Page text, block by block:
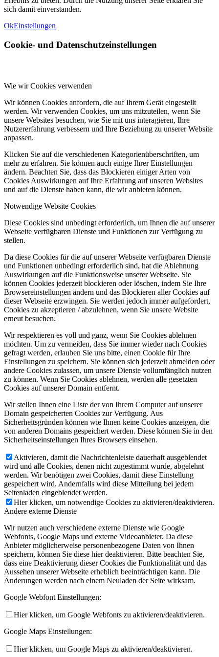
sich damit einverstanden.
OkEinstellungen
Cookie- und Datenschutzeinstellungen
Wie wir Cookies verwenden
Wir können Cookies anfordern, die auf Ihrem Gerät eingestellt
werden. Wir verwenden Cookies, um uns mitzuteilen, wenn Sie
unsere Websites besuchen, wie Sie mit uns interagieren, Ihre
Nutzererfahrung verbessern und Ihre Beziehung zu unserer Website
anpassen.
Klicken Sie auf die verschiedenen Kategorienüberschriften, um
mehr zu erfahren. Sie können auch einige Ihrer Einstellungen
ändern. Beachten Sie, dass das Blockieren einiger Arten von
Cookies Auswirkungen auf Ihre Erfahrung auf unseren Websites
und auf die Dienste haben kann, die wir anbieten können.
Notwendige Website Cookies
Diese Cookies sind unbedingt erforderlich, um Ihnen die auf unserer
Webseite verfügbaren Dienste und Funktionen zur Verfügung zu
stellen.
Da diese Cookies für die auf unserer Webseite verfügbaren Dienste
und Funktionen unbedingt erforderlich sind, hat die Ablehnung
Auswirkungen auf die Funktionsweise unserer Webseite. Sie
können Cookies jederzeit blockieren oder löschen, indem Sie Ihre
Browsereinstellungen ändern und das Blockieren aller Cookies auf
dieser Webseite erzwingen. Sie werden jedoch immer aufgefordert,
Cookies zu akzeptieren / abzulehnen, wenn Sie unsere Website
erneut besuchen.
Wir respektieren es voll und ganz, wenn Sie Cookies ablehnen
möchten. Um zu vermeiden, dass Sie immer wieder nach Cookies
gefragt werden, erlauben Sie uns bitte, einen Cookie für Ihre
Einstellungen zu speichern. Sie können sich jederzeit abmelden oder
andere Cookies zulassen, um unsere Dienste vollumfänglich nutzen
zu können. Wenn Sie Cookies ablehnen, werden alle gesetzten
Cookies auf unserer Domain entfernt.
Wir stellen Ihnen eine Liste der von Ihrem Computer auf unserer
Domain gespeicherten Cookies zur Verfügung. Aus
Sicherheitsgründen können wie Ihnen keine Cookies anzeigen, die
von anderen Domains gespeichert werden. Diese können Sie in den
Sicherheitseinstellungen Ihres Browsers einsehen.
Aktivieren, damit die Nachrichtenleiste dauerhaft ausgeblendet
wird und alle Cookies, denen nicht zugestimmt wurde, abgelehnt
werden. Wir benötigen zwei Cookies, damit diese Einstellung
gespeichert wird. Andernfalls wird diese Mitteilung bei jedem
Seitenladen eingeblendet werden.
Hier klicken, um notwendige Cookies zu aktivieren/deaktivieren.
Andere externe Dienste
Wir nutzen auch verschiedene externe Dienste wie Google
Webfonts, Google Maps und externe Videoanbieter. Da diese
Anbieter möglicherweise personenbezogene Daten von Ihnen
speichern, können Sie diese hier deaktivieren. Bitte beachten Sie,
dass eine Deaktivierung dieser Cookies die Funktionalität und das
Aussehen unserer Webseite erheblich beeinträchtigen kann. Die
Änderungen werden nach einem Neuladen der Seite wirksam.
Google Webfont Einstellungen:
Hier klicken, um Google Webfonts zu aktivieren/deaktivieren.
Google Maps Einstellungen:
Hier klicken, um Google Maps zu aktivieren/deaktivieren.